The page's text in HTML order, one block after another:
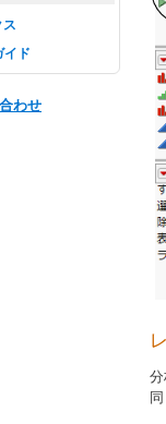
ス
イド
わせ